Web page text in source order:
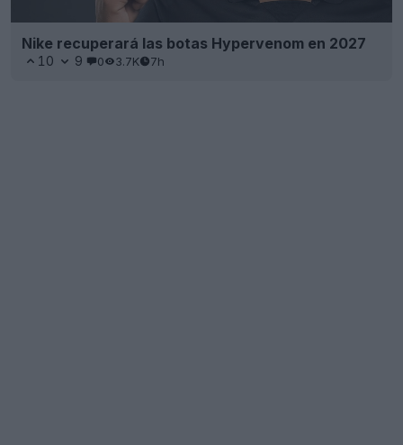
Nike recuperará las botas Hypervenom en 2027
10 9 0 3.7K 7h